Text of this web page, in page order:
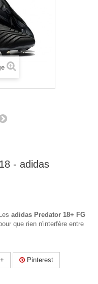
- adidas
adidas Predator 18+ FG
que rien n'interfère entre
Pinterest